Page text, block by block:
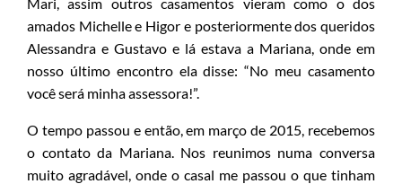
amados Michelle e Higor e posteriormente dos queridos
Alessandra e Gustavo e lá estava a Mariana, onde em
nosso último encontro ela disse: “No meu casamento
você será minha assessora!”.
O tempo passou e então, em março de 2015, recebemos
o contato da Mariana. Nos reunimos numa conversa
muito agradável, onde o casal me passou o que tinham